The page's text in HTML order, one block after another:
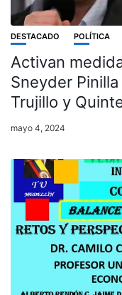
DESTACADO POLÍTICA
Activan
Sneyder
Trujillo y
mayo 4, 2024